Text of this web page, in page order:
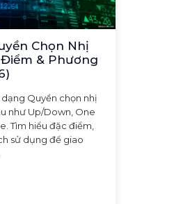
Chọn Nhị
& Phương
Quyền chọn nhị
như Up/Down, One
Tìm hiểu đặc điểm,
sử dụng để giao